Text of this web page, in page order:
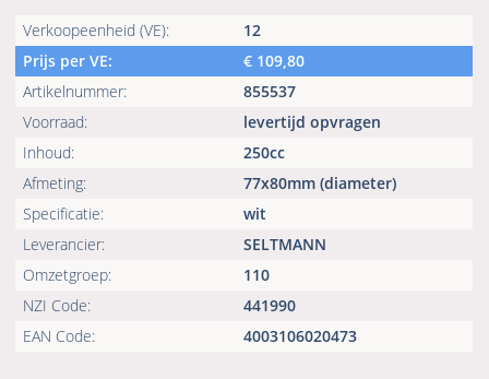
Verkoopeenheid (VE):
12
Prijs per VE:
€ 109,80
Artikelnummer:
855537
Voorraad:
levertijd opvragen
Inhoud:
250cc
Afmeting:
77x80mm (diameter)
Specificatie:
wit
Leverancier:
SELTMANN
Omzetgroep:
110
NZI Code:
441990
EAN Code:
4003106020473